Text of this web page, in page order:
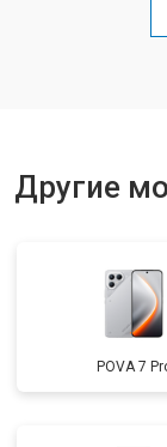
Ремонт цепи
Другие
POVA 7